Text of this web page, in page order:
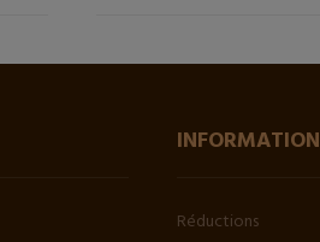
INFORMATION
Réductions